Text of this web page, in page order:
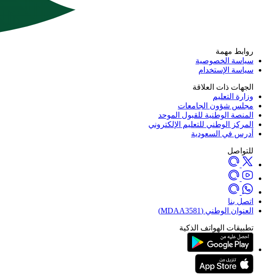
روابط مهمة
سياسة الخصوصية
سياسة الإستخدام
الجهات ذات العلاقة
وزارة التعليم
مجلس شؤون الجامعات
المنصة الوطنية للقبول الموحد
المركز الوطني للتعليم الإلكتروني
أدرس في السعودية
للتواصل
اتصل بنا
العنوان الوطني (MDAA3581)
تطبيقات الهواتف الذكية